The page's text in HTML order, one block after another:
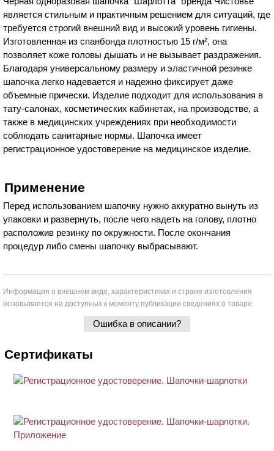
является стильным и практичным решением для ситуаций, где
требуется строгий внешний вид и высокий уровень гигиены.
Изготовленная из спанбонда плотностью 15 г/м², она
позволяет коже головы дышать и не вызывает раздражения.
Благодаря универсальному размеру и эластичной резинке
шапочка легко надевается и надежно фиксирует даже
объемные прически. Изделие подходит для использования в
тату-салонах, косметических кабинетах, на производстве, а
также в медицинских учреждениях при необходимости
соблюдать санитарные нормы. Шапочка имеет
регистрационное удостоверение на медицинское изделие.
Применение
Перед использованием шапочку нужно аккуратно вынуть из
упаковки и развернуть, после чего надеть на голову, плотно
расположив резинку по окружности. После окончания
процедур либо смены шапочку выбрасывают.
Информация о внешнем виде, характеристиках и стране изготовления
основывается на доступных к моменту публикации сведениях о товаре.
Ошибка в описании?
Сертификаты